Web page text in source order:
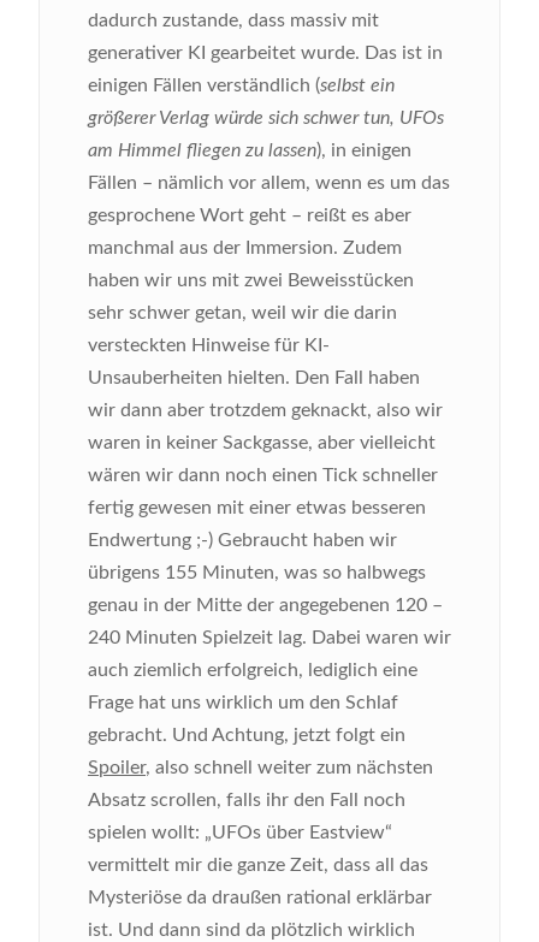
dadurch zustande, dass massiv mit
generativer KI gearbeitet wurde. Das ist in
einigen Fällen verständlich (selbst ein
größerer Verlag würde sich schwer tun, UFOs
am Himmel fliegen zu lassen), in einigen
Fällen – nämlich vor allem, wenn es um das
gesprochene Wort geht – reißt es aber
manchmal aus der Immersion. Zudem
haben wir uns mit zwei Beweisstücken
sehr schwer getan, weil wir die darin
versteckten Hinweise für KI-
Unsauberheiten hielten. Den Fall haben
wir dann aber trotzdem geknackt, also wir
waren in keiner Sackgasse, aber vielleicht
wären wir dann noch einen Tick schneller
fertig gewesen mit einer etwas besseren
Endwertung ;-) Gebraucht haben wir
übrigens 155 Minuten, was so halbwegs
genau in der Mitte der angegebenen 120 –
240 Minuten Spielzeit lag. Dabei waren wir
auch ziemlich erfolgreich, lediglich eine
Frage hat uns wirklich um den Schlaf
gebracht. Und Achtung, jetzt folgt ein
Spoiler, also schnell weiter zum nächsten
Absatz scrollen, falls ihr den Fall noch
spielen wollt: „UFOs über Eastview“
vermittelt mir die ganze Zeit, dass all das
Mysteriöse da draußen rational erklärbar
ist. Und dann sind da plötzlich wirklich